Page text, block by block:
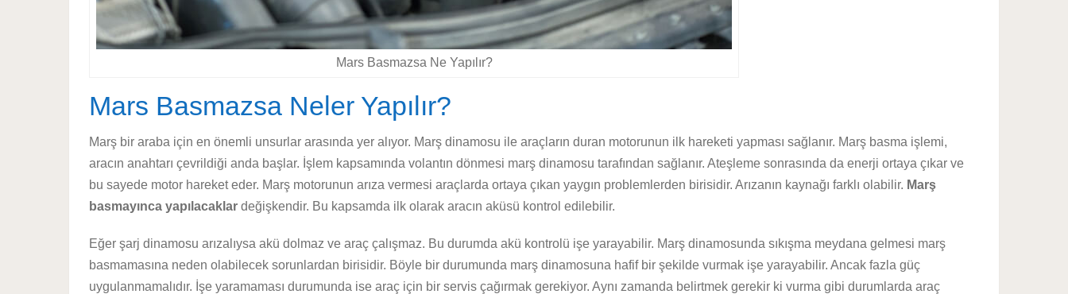
Mars Basmazsa Ne Yapılır?
Mars Basmazsa Neler Yapılır?
Marş bir araba için en önemli unsurlar arasında yer alıyor. Marş dinamosu ile araçların duran motorunun ilk hareketi yapması sağlanır. Marş basma işlemi,
aracın anahtarı çevrildiği anda başlar. İşlem kapsamında volantın dönmesi marş dinamosu tarafından sağlanır. Ateşleme sonrasında da enerji ortaya çıkar ve
bu sayede motor hareket eder. Marş motorunun arıza vermesi araçlarda ortaya çıkan yaygın problemlerden birisidir. Arızanın kaynağı farklı olabilir. Marş
basmayınca yapılacaklar değişkendir. Bu kapsamda ilk olarak aracın aküsü kontrol edilebilir.
Eğer şarj dinamosu arızalıysa akü dolmaz ve araç çalışmaz. Bu durumda akü kontrolü işe yarayabilir. Marş dinamosunda sıkışma meydana gelmesi marş
basmamasına neden olabilecek sorunlardan birisidir. Böyle bir durumunda marş dinamosuna hafif bir şekilde vurmak işe yarayabilir. Ancak fazla güç
uygulanmamalıdır. İşe yaramaması durumunda ise araç için bir servis çağırmak gerekiyor. Aynı zamanda belirtmek gerekir ki vurma gibi durumlarda araç